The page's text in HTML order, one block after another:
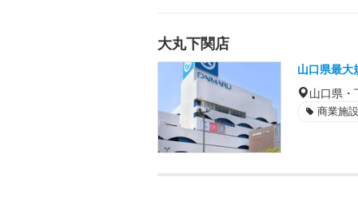
大丸下関店
山口県最大
山口県・
商業施